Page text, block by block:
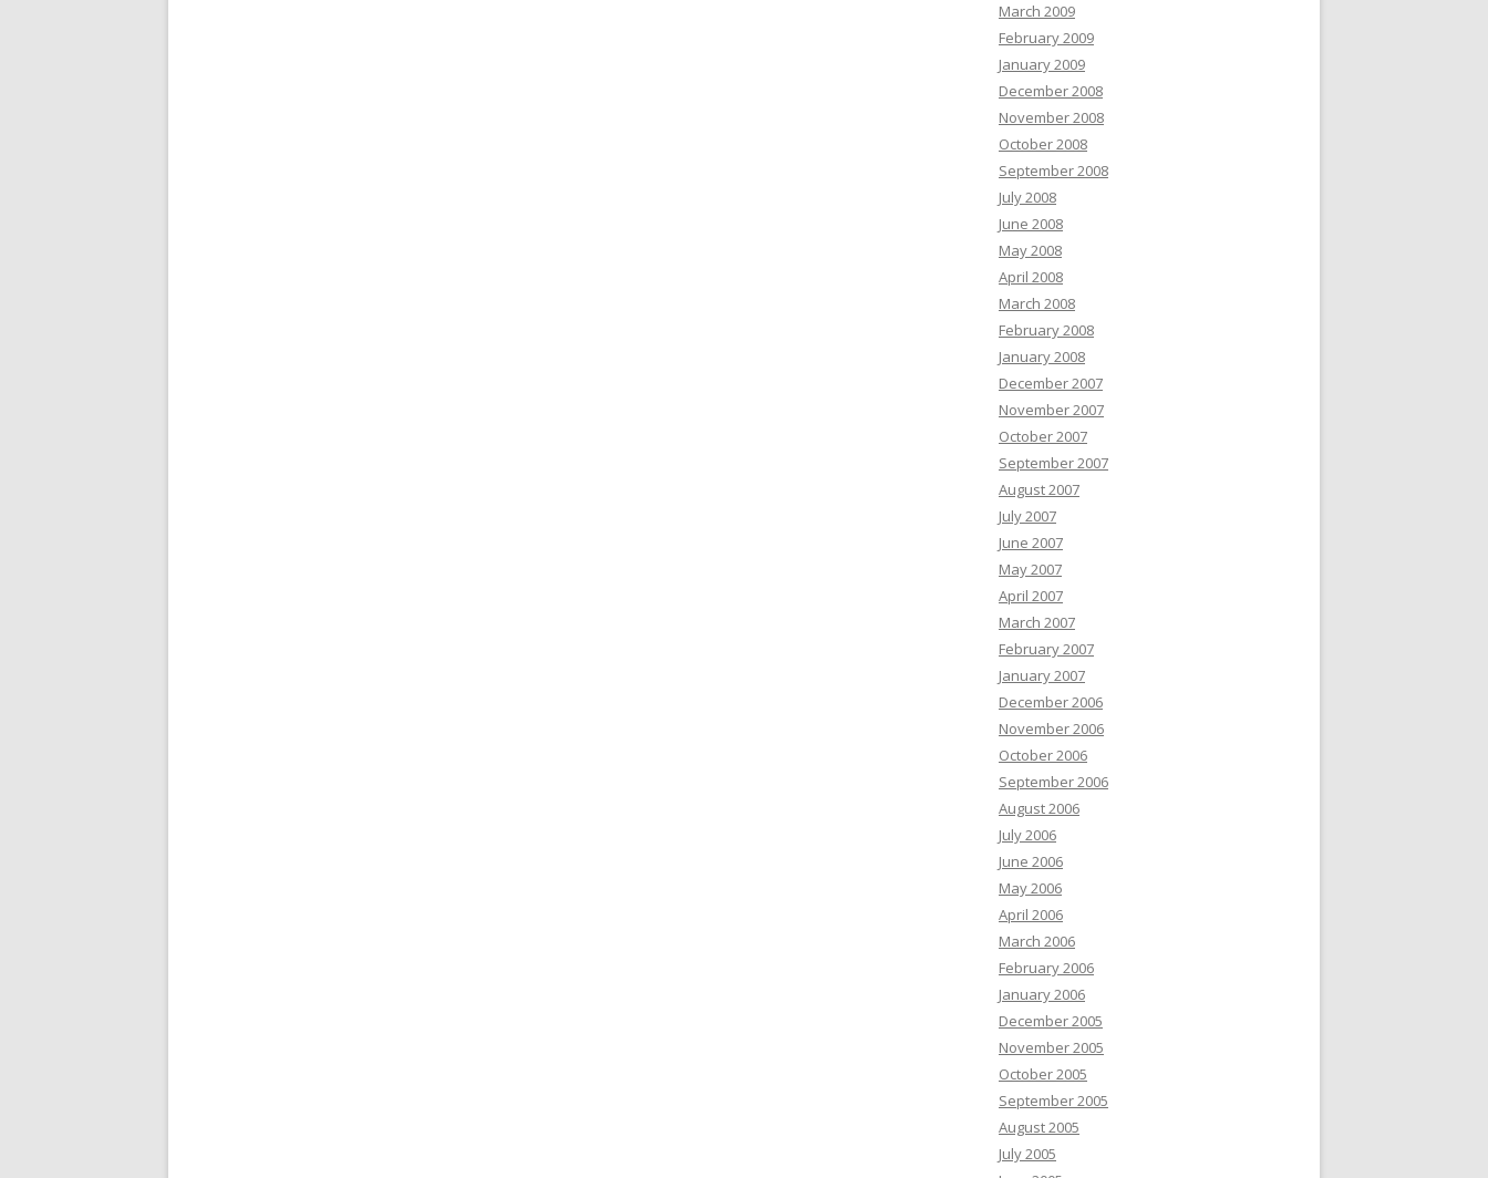
March 2009
February 2009
January 2009
December 2008
November 2008
October 2008
September 2008
July 2008
June 2008
May 2008
April 2008
March 2008
February 2008
January 2008
December 2007
November 2007
October 2007
September 2007
August 2007
July 2007
June 2007
May 2007
April 2007
March 2007
February 2007
January 2007
December 2006
November 2006
October 2006
September 2006
August 2006
July 2006
June 2006
May 2006
April 2006
March 2006
February 2006
January 2006
December 2005
November 2005
October 2005
September 2005
August 2005
July 2005